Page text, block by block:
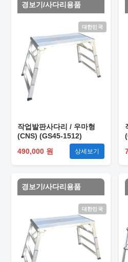
경보기/사다리용품
대한민국
작업발판사다리 / 우마형
(CNS) (GS45-1512)
490,000 원
상세보기
경보기/사다리용품
대한민국